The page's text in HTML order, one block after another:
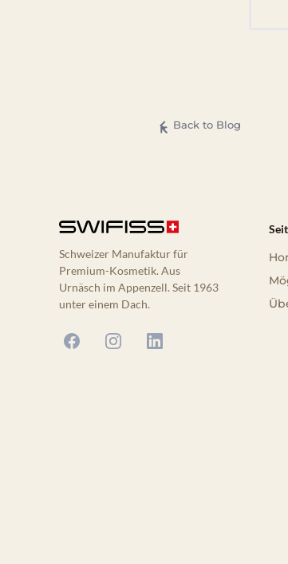
Back to Blog
Schweizer Manufaktur für
Premium-Kosmetik. Aus
Urnäsch im Appenzell. Seit 1963
unter einem Dach.